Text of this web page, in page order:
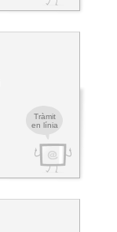
Tràmit
en línia